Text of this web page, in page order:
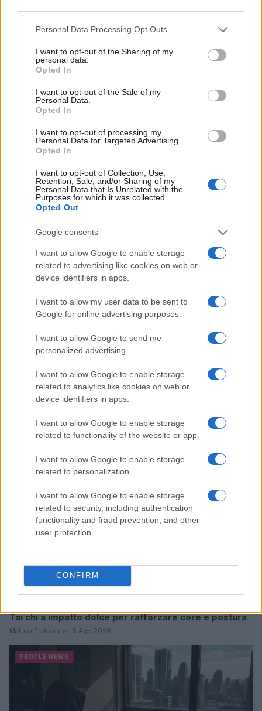
Please note that this website/app uses one or more Google
not limited to your visit or usage behaviour. You may click to
grant or deny consent to Google and its third-party tags to
use your data for below specified purposes in below Google
consent section.
Personal Data Processing Opt Outs
I want to opt-out of the Sharing of my
personal data.
Opted In
I want to opt-out of the Sale of my
Personal Data.
Opted In
I want to opt-out of processing my
Personal Data for Targeted Advertising.
Opted In
I want to opt-out of Collection, Use,
Retention, Sale, and/or Sharing of my
Personal Data that Is Unrelated with the
Purposes for which it was collected.
Opted Out
Google consents
I want to allow Google to enable storage
related to advertising like cookies on web or
device identifiers in apps.
I want to allow my user data to be sent to
Google for online advertising purposes.
I want to allow Google to send me
personalized advertising.
I want to allow Google to enable storage
related to analytics like cookies on web or
device identifiers in apps.
I want to allow Google to enable storage
related to functionality of the website or app.
I want to allow Google to enable storage
related to personalization.
I want to allow Google to enable storage
related to security, including authentication
functionality and fraud prevention, and other
user protection.
CONFIRM
Cristian Castiglioni
Cristian Castiglioni, veneziano, iniziò come
blogger dopo aver postato una guida sui
bacari e ricevuto centinaia di messaggi: quella
redattore. Cura contenuti amichevoli e porta in
redazione appunti fotografici di vaporetto e
Continua a leggere
Tai chi a impatto dolce per rafforzare core e postura
Matteo Pellegrino · 8 Ago 2026
PEOPLE NEWS